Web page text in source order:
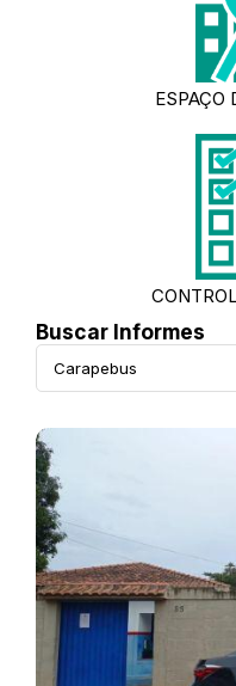
ESPAÇO
Buscar Informes